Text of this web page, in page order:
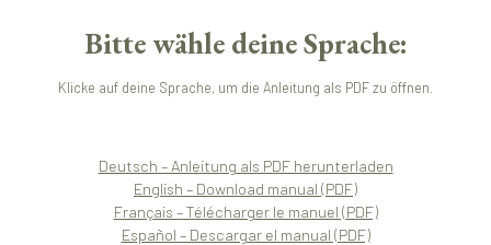
Bitte wähle deine Sprache:
Klicke auf deine Sprache, um die Anleitung als PDF zu öffnen.
Deutsch – Anleitung als PDF herunterladen
English – Download manual (PDF)
Français – Télécharger le manuel (PDF)
Español – Descargar el manual (PDF)